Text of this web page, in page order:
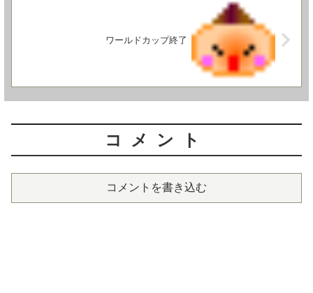
ワールドカップ終了
コメント
コメントを書き込む